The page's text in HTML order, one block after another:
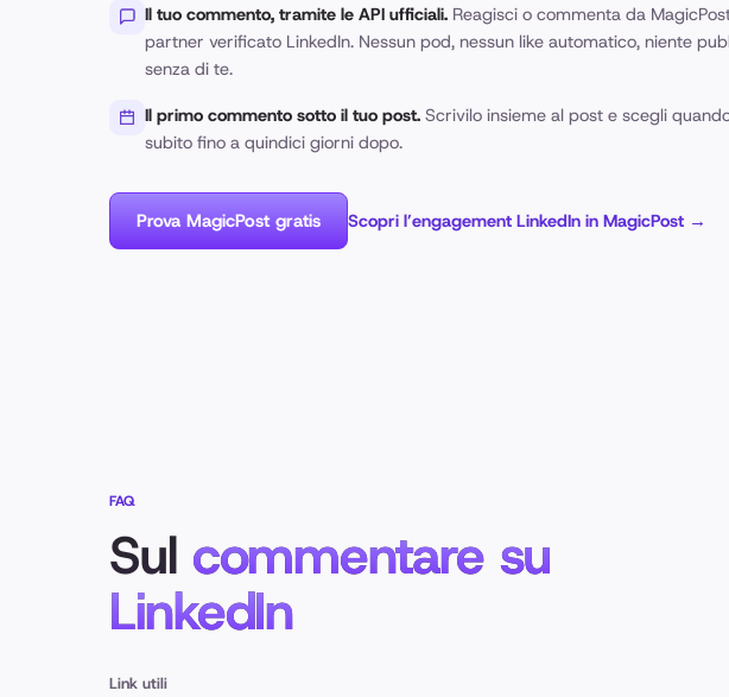
Il tuo commento, tramite le API ufficiali. Reagisci o commenta da
partner verificato LinkedIn. Nessun pod, nessun like automatico, niente
senza di te.
Il primo commento sotto il tuo post. Scrivilo insieme al post e scegli
subito fino a quindici giorni dopo.
Prova MagicPost gratis Scopri l’engagement LinkedIn in MagicPost →
FAQ
Sul commentare su
LinkedIn
Link utili